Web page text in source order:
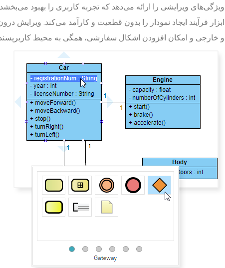
ویژگی‌های ویرایشی را ارائه می‌دهد که تجربه کاربری را بهبود
ابزار فرآیند ایجاد نمودار را بدون قطعیت و کارآمد می‌کند.
و خارجی و امکان افزودن اشکال سفارشی، همگی به محیط